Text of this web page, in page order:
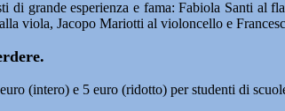
di grande esperienza e fama: Fabiola Santi
viola, Jacopo Mariotti al violoncello e
(intero) e 5 euro (ridotto) per studenti di